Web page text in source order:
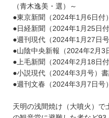
（青木逸美・選）～
●東京新聞（2024年1月6日付
●日経新聞（2024年1月25日
●週刊現代（2024年1月27日
●山陰中央新報（2024年2月3
●上毛新聞（2024年2月18日
●小説現代（2024年3月号）
●週刊文春（2024年3月7日号
天明の浅間焼け（大噴火）